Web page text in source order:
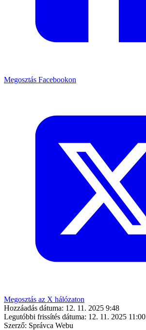
Megosztás Facebookon
Megosztás az X hálózaton
Hozzáadás dátuma: 12. 11. 2025 9:48
Legutóbbi frissítés dátuma: 12. 11. 2025 11:00
Szerző: Správca Webu